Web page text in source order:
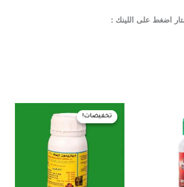
اضغط على اللينك :
تخفيضات!
تخفيضات!
السعر
الأصلي
هو:
170,00 EGP.
السعر
الحالي
هو:
150,00 EGP.